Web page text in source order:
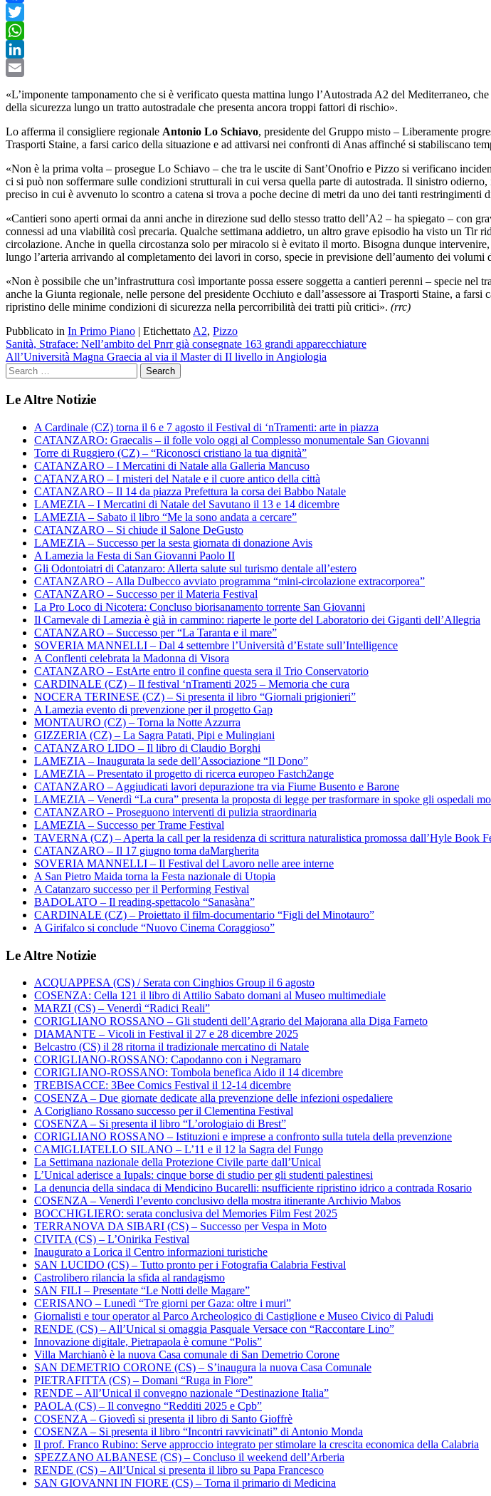
Facebook
Twitter
WhatsApp
LinkedIn
«L’imponente tamponamento che si è verificato questa mattina lungo l’Autostrada A2 del Mediterraneo,
della sicurezza lungo un tratto autostradale che presenta ancora troppi fattori di rischio».
Lo afferma il consigliere regionale Antonio Lo Schiavo, presidente del Gruppo misto – Liberamente
Trasporti Staine, a farsi carico della situazione e ad attivarsi nei confronti di Anas affinché si stabiliscano
«Non è la prima volta – prosegue Lo Schiavo – che tra le uscite di Sant’Onofrio e Pizzo si verificano
ci si può non soffermare sulle condizioni strutturali in cui versa quella parte di autostrada. Il sinistro
preciso in cui è avvenuto lo scontro a catena si trova a poche decine di metri da uno dei tanti restringimenti
«Cantieri sono aperti ormai da anni anche in direzione sud dello stesso tratto dell’A2 – ha spiegato – con
connessi ad una viabilità così precaria. Qualche settimana addietro, un altro grave episodio ha visto un Tir
circolazione. Anche in quella circostanza solo per miracolo si è evitato il morto. Bisogna dunque
lungo l’arteria arrivando al completamento dei lavori in corso, specie in previsione dell’aumento dei
«Non è possibile che un’infrastruttura così importante possa essere soggetta a cantieri perenni – specie
anche la Giunta regionale, nelle persone del presidente Occhiuto e dall’assessore ai Trasporti Staine, a
ripristino delle minime condizioni di sicurezza nella percorribilità dei tratti più critici». (rrc)
Pubblicato in In Primo Piano | EtichettatoA2, Pizzo
Navigazione
articoli
Sanità, Straface: Nell’ambito del Pnrr già consegnate 163 grandi apparecchiature
All’Università Magna Graecia al via il Master di II livello in Angiologia
Le Altre Notizie
A Cardinale (CZ) torna il 6 e 7 agosto il Festival di ‘nTramenti: arte in piazza
CATANZARO: Graecalis – il folle volo oggi al Complesso monumentale San Giovanni
Torre di Ruggiero (CZ) – “Riconosci cristiano la tua dignità”
CATANZARO – I Mercatini di Natale alla Galleria Mancuso
CATANZARO – I misteri del Natale e il cuore antico della città
CATANZARO – Il 14 da piazza Prefettura la corsa dei Babbo Natale
LAMEZIA – I Mercatini di Natale del Savutano il 13 e 14 dicembre
LAMEZIA – Sabato il libro “Me la sono andata a cercare”
CATANZARO – Si chiude il Salone DeGusto
LAMEZIA – Successo per la sesta giornata di donazione Avis
A Lamezia la Festa di San Giovanni Paolo II
Gli Odontoiatri di Catanzaro: Allerta salute sul turismo dentale all’estero
CATANZARO – Alla Dulbecco avviato programma “mini-circolazione extracorporea”
CATANZARO – Successo per il Materia Festival
La Pro Loco di Nicotera: Concluso biorisanamento torrente San Giovanni
Il Carnevale di Lamezia è già in cammino: riaperte le porte del Laboratorio dei Giganti dell’Allegria
CATANZARO – Successo per “La Taranta e il mare”
SOVERIA MANNELLI – Dal 4 settembre l’Università d’Estate sull’Intelligence
A Conflenti celebrata la Madonna di Visora
CATANZARO – EstArte entro il confine questa sera il Trio Conservatorio
CARDINALE (CZ) – Il festival ‘nTramenti 2025 – Memoria che cura
NOCERA TERINESE (CZ) – Si presenta il libro “Giornali prigionieri”
A Lamezia evento di prevenzione per il progetto Gap
MONTAURO (CZ) – Torna la Notte Azzurra
GIZZERIA (CZ) – La Sagra Patati, Pipi e Mulingiani
CATANZARO LIDO – Il libro di Claudio Borghi
LAMEZIA – Inaugurata la sede dell’Associazione “Il Dono”
LAMEZIA – Presentato il progetto di ricerca europeo Fastch2ange
CATANZARO – Aggiudicati lavori depurazione tra via Fiume Busento e Barone
LAMEZIA – Venerdì “La cura” presenta la proposta di legge per trasformare in spoke gli ospedali
CATANZARO – Proseguono interventi di pulizia straordinaria
LAMEZIA – Successo per Trame Festival
TAVERNA (CZ) – Aperta la call per la residenza di scrittura naturalistica promossa dall’Hyle Book
CATANZARO – Il 17 giugno torna daMargherita
SOVERIA MANNELLI – Il Festival del Lavoro nelle aree interne
A San Pietro Maida torna la Festa nazionale di Utopia
A Catanzaro successo per il Performing Festival
BADOLATO – Il reading-spettacolo “Sanasàna”
CARDINALE (CZ) – Proiettato il film-documentario “Figli del Minotauro”
A Girifalco si conclude “Nuovo Cinema Coraggioso”
Le Altre Notizie
ACQUAPPESA (CS) / Serata con Cinghios Group il 6 agosto
COSENZA: Cella 121 il libro di Attilio Sabato domani al Museo multimediale
MARZI (CS) – Venerdì “Radici Reali”
CORIGLIANO ROSSANO – Gli studenti dell’Agrario del Majorana alla Diga Farneto
DIAMANTE – Vicoli in Festival il 27 e 28 dicembre 2025
Belcastro (CS) il 28 ritorna il tradizionale mercatino di Natale
CORIGLIANO-ROSSANO: Capodanno con i Negramaro
CORIGLIANO-ROSSANO: Tombola benefica Aido il 14 dicembre
TREBISACCE: 3Bee Comics Festival il 12-14 dicembre
COSENZA – Due giornate dedicate alla prevenzione delle infezioni ospedaliere
A Corigliano Rossano successo per il Clementina Festival
COSENZA – Si presenta il libro “L’orologiaio di Brest”
CORIGLIANO ROSSANO – Istituzioni e imprese a confronto sulla tutela della prevenzione
CAMIGLIATELLO SILANO – L’11 e il 12 la Sagra del Fungo
La Settimana nazionale della Protezione Civile parte dall’Unical
L’Unical aderisce a Iupals: cinque borse di studio per gli studenti palestinesi
La denuncia della sindaca di Mendicino Bucarelli: nsufficiente ripristino idrico a contrada Rosario
COSENZA – Venerdì l’evento conclusivo della mostra itinerante Archivio Mabos
BOCCHIGLIERO: serata conclusiva del Memories Film Fest 2025
TERRANOVA DA SIBARI (CS) – Successo per Vespa in Moto
CIVITA (CS) – L’Onirika Festival
Inaugurato a Lorica il Centro informazioni turistiche
SAN LUCIDO (CS) – Tutto pronto per i Fotografia Calabria Festival
Castrolibero rilancia la sfida al randagismo
SAN FILI – Presentate “Le Notti delle Magare”
CERISANO – Lunedì “Tre giorni per Gaza: oltre i muri”
Giornalisti e tour operator al Parco Archeologico di Castiglione e Museo Civico di Paludi
RENDE (CS) – All’Unical si omaggia Pasquale Versace con “Raccontare Lino”
Innovazione digitale, Pietrapaola è comune “Polis”
Villa Marchianò è la nuova Casa comunale di San Demetrio Corone
SAN DEMETRIO CORONE (CS) – S’inaugura la nuova Casa Comunale
PIETRAFITTA (CS) – Domani “Ruga in Fiore”
RENDE – All’Unical il convegno nazionale “Destinazione Italia”
PAOLA (CS) – Il convegno “Redditi 2025 e Cpb”
COSENZA – Giovedì si presenta il libro di Santo Gioffrè
COSENZA – Si presenta il libro “Incontri ravvicinati” di Antonio Monda
Il prof. Franco Rubino: Serve approccio integrato per stimolare la crescita economica della Calabria
SPEZZANO ALBANESE (CS) – Concluso il weekend dell’Arberia
RENDE (CS) – All’Unical si presenta il libro su Papa Francesco
SAN GIOVANNI IN FIORE (CS) – Torna il primario di Medicina